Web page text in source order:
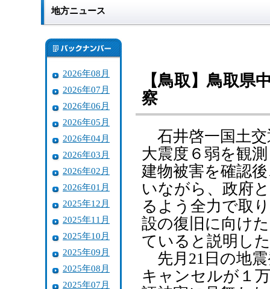
地方ニュース
2026年08月
2026年07月
2026年06月
2026年05月
2026年04月
2026年03月
2026年02月
2026年01月
2025年12月
2025年11月
2025年10月
2025年09月
2025年08月
2025年07月
【鳥取】鳥取
察
石井啓一国土交
大震度６弱を観
建物被害を確認
いながら、政府
るよう全力で取
設の復旧に向け
ていると説明し
先月21日の地震
キャンセルが１